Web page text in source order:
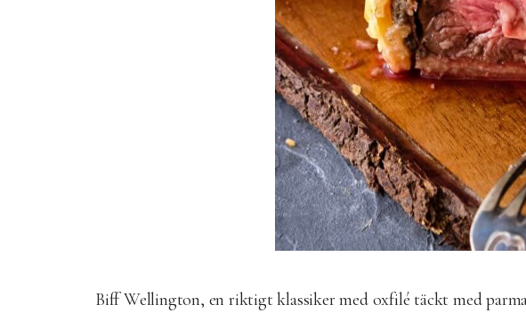
Biff Wellington, en riktigt klassiker med oxfilé täckt med